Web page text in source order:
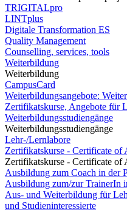
TRIGITALpro
LINTplus
Digitale Transformation ES
Quality Management
Counselling, services, tools
Weiterbildung
Weiterbildung
CampusCard
Weiterbildungsangebote:
Zertifikatskurse, Angebote für
Weiterbildungsstudiengänge
Weiterbildungsstudiengänge
Lehr-/Lernlabore
Zertifikatskurse - Certificate of
Zertifikatskurse - Certificate of
Ausbildung zum Coach in der
Ausbildung zum/zur TrainerIn
Aus- und Weiterbildung für
und Studieninteressierte